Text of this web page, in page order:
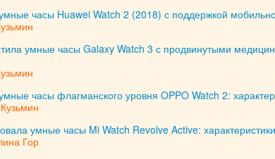
часы Huawei Watch 2 (2018) с поддержкой
умные часы Galaxy Watch 3 с продвинутыми
часы флагманского уровня OPPO Watch 2:
умные часы Mi Watch Revolve Active:
Гор